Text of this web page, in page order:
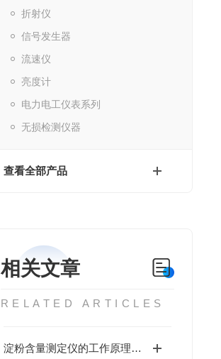
折射仪
信号发生器
流速仪
亮度计
电力电工仪表系列
无损检测仪器
查看全部产品
相关文章
RELATED ARTICLES
淀粉含量测定仪的工作原理与性能优势值得深入探讨